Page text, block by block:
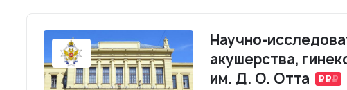
Научно-
акушерства,
им. Д. О. Отта